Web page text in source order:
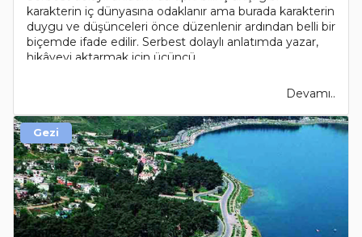
karakterin iç dünyasına odaklanır ama burada karakterin
duygu ve düşünceleri önce düzenlenir ardından belli bir
biçemde ifade edilir. Serbest dolaylı anlatımda yazar,
hikâyeyi aktarmak için üçüncü ..
Devamı..
Gezi